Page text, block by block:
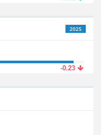
2025
-0.23